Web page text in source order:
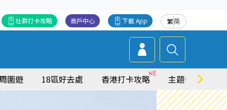
繁简
下載 App
商戶中心
社群打卡攻略
圍遊 18區好去處 香港打卡攻略 主題特集